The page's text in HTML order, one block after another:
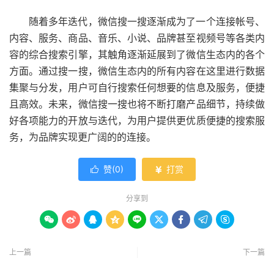
随着多年迭代，微信搜一搜逐渐成为了一个连接帐号、
内容、服务、商品、音乐、小说、品牌甚至视频号等各类内
容的综合搜索引擎，其触角逐渐延展到了微信生态内的各个
方面。通过搜一搜，微信生态内的所有内容在这里进行数据
集聚与分发，用户可自行搜索任何想要的信息及服务，便捷
且高效。未来，微信搜一搜也将不断打磨产品细节，持续做
好各项能力的开放与迭代，为用户提供更优质便捷的搜索服
务，为品牌实现更广阔的的连接。
 赞(0)  打赏
分享到
        
上一篇 下一篇